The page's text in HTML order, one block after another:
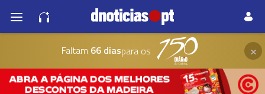
Faltam 66 diaspara os ×